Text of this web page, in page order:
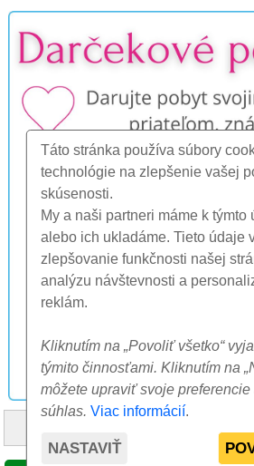
Táto stránka používa súbory
technológie na zlepšenie vašej
skúsenosti.
My a naši partneri máme k týmto
alebo ich ukladáme. Tieto údaje
zlepšovanie funkčnosti našej
analýzu návštevnosti a
reklám.
Kliknutím na „Povoliť všetko“
týmito činnosťami. Kliknutím na
môžete upraviť svoje
súhlas. Viac informácií.
NASTAVIŤ